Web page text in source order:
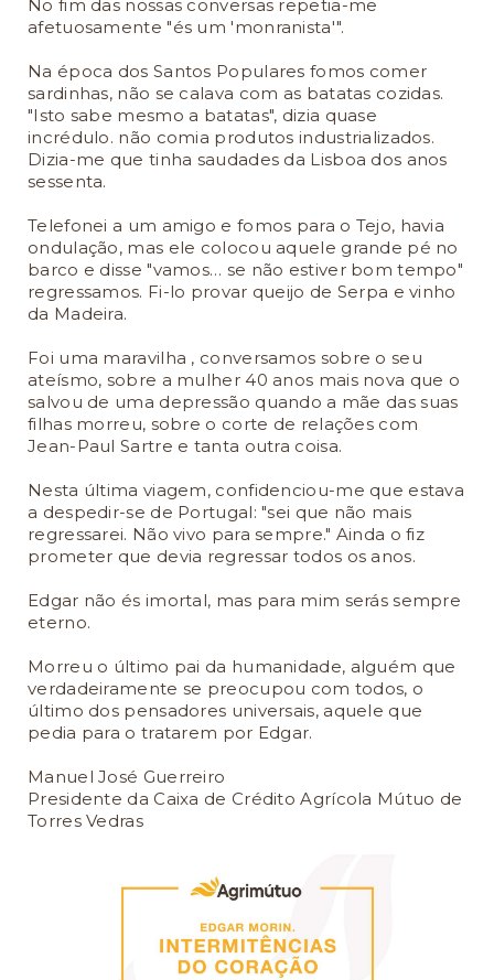
No fim das nossas conversas repetia-me
afetuosamente "és um 'monranista'".
Na época dos Santos Populares fomos comer
sardinhas, não se calava com as batatas cozidas.
"Isto sabe mesmo a batatas", dizia quase
incrédulo. não comia produtos industrializados.
Dizia-me que tinha saudades da Lisboa dos anos
sessenta.
Telefonei a um amigo e fomos para o Tejo, havia
ondulação, mas ele colocou aquele grande pé no
barco e disse "vamos… se não estiver bom tempo"
regressamos. Fi-lo provar queijo de Serpa e vinho
da Madeira.
Foi uma maravilha , conversamos sobre o seu
ateísmo, sobre a mulher 40 anos mais nova que o
salvou de uma depressão quando a mãe das suas
filhas morreu, sobre o corte de relações com
Jean-Paul Sartre e tanta outra coisa.
Nesta última viagem, confidenciou-me que estava
a despedir-se de Portugal: "sei que não mais
regressarei. Não vivo para sempre." Ainda o fiz
prometer que devia regressar todos os anos.
Edgar não és imortal, mas para mim serás sempre
eterno.
Morreu o último pai da humanidade, alguém que
verdadeiramente se preocupou com todos, o
último dos pensadores universais, aquele que
pedia para o tratarem por Edgar.
Manuel José Guerreiro
Presidente da Caixa de Crédito Agrícola Mútuo de
Torres Vedras